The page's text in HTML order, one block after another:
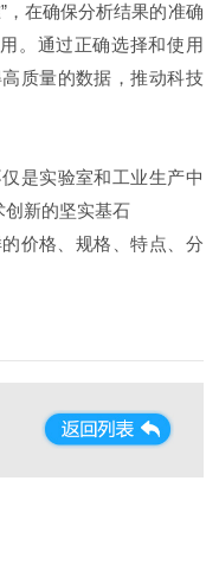
，在确保分析结果的准确
。通过正确选择和使用
质量的数据，推动科技
是实验室和工业生产中
创新的坚实基石
价格、规格、特点、分